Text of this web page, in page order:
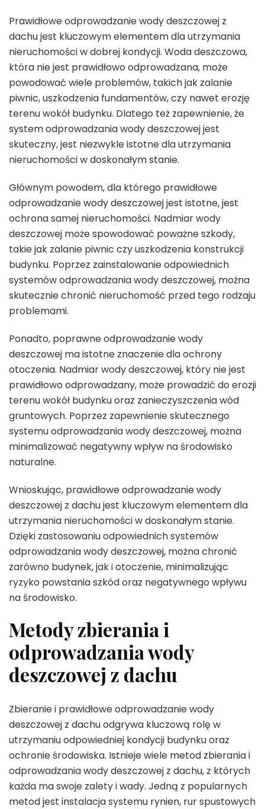
Prawidłowe odprowadzanie wody deszczowej z
dachu jest kluczowym elementem dla utrzymania
nieruchomości w dobrej kondycji. Woda deszczowa,
która nie jest prawidłowo odprowadzana, może
powodować wiele problemów, takich jak zalanie
piwnic, uszkodzenia fundamentów, czy nawet erozję
terenu wokół budynku. Dlatego też zapewnienie, że
system odprowadzania wody deszczowej jest
skuteczny, jest niezwykle istotne dla utrzymania
nieruchomości w doskonałym stanie.
Głównym powodem, dla którego prawidłowe
odprowadzanie wody deszczowej jest istotne, jest
ochrona samej nieruchomości. Nadmiar wody
deszczowej może spowodować poważne szkody,
takie jak zalanie piwnic czy uszkodzenia konstrukcji
budynku. Poprzez zainstalowanie odpowiednich
systemów odprowadzania wody deszczowej, można
skutecznie chronić nieruchomość przed tego rodzaju
problemami.
Ponadto, poprawne odprowadzanie wody
deszczowej ma istotne znaczenie dla ochrony
otoczenia. Nadmiar wody deszczowej, który nie jest
prawidłowo odprowadzany, może prowadzić do erozji
terenu wokół budynku oraz zanieczyszczenia wód
gruntowych. Poprzez zapewnienie skutecznego
systemu odprowadzania wody deszczowej, można
minimalizować negatywny wpływ na środowisko
naturalne.
Wnioskując, prawidłowe odprowadzanie wody
deszczowej z dachu jest kluczowym elementem dla
utrzymania nieruchomości w doskonałym stanie.
Dzięki zastosowaniu odpowiednich systemów
odprowadzania wody deszczowej, można chronić
zarówno budynek, jak i otoczenie, minimalizując
ryzyko powstania szkód oraz negatywnego wpływu
na środowisko.
Metody zbierania i
odprowadzania wody
deszczowej z dachu
Zbieranie i prawidłowe odprowadzanie wody
deszczowej z dachu odgrywa kluczową rolę w
utrzymaniu odpowiedniej kondycji budynku oraz
ochronie środowiska. Istnieje wiele metod zbierania i
odprowadzania wody deszczowej z dachu, z których
każda ma swoje zalety i wady. Jedną z popularnych
metod jest instalacja systemu rynien, rur spustowych